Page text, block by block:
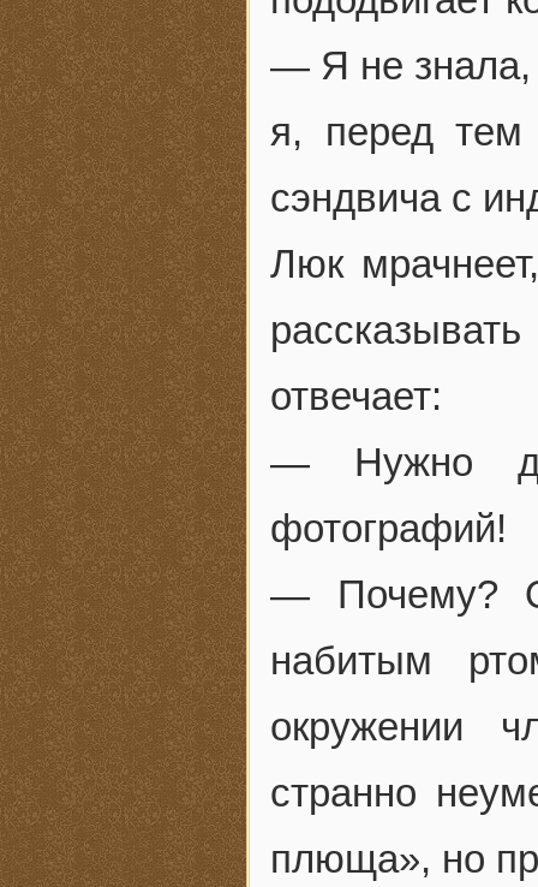
— Я не знала,
я, перед тем
сэндвича с
Люк
отвечает:
— Нужно
фотографий!
— Почему?
набитым
окружении
странно
плюща», но